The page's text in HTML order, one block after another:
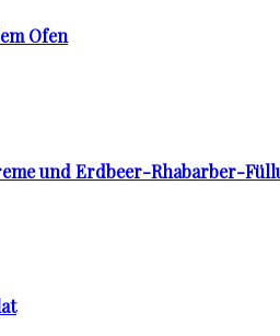
Ofen
und Erdbeer-Rhabarber-